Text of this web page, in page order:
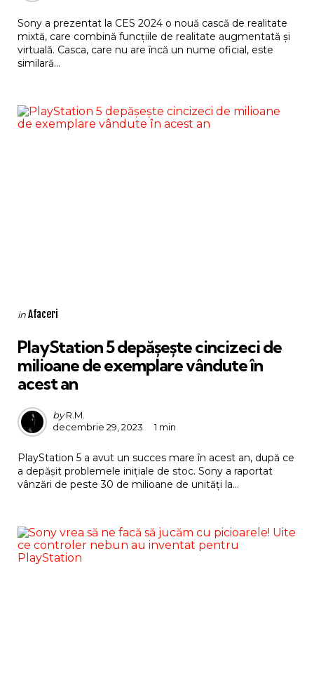
Sony a prezentat la CES 2024 o nouă cască de realitate
mixtă, care combină funcțiile de realitate augmentată și
virtuală. Casca, care nu are încă un nume oficial, este
similară...
Categories
Posted
inAfaceri
PlayStation 5 depășește cincizeci de
milioane de exemplare vândute în
acest an
Posted
by
by R.M.
decembrie 29, 2023
1 min
PlayStation 5 a avut un succes mare în acest an, după ce
a depășit problemele inițiale de stoc. Sony a raportat
vânzări de peste 30 de milioane de unități la...